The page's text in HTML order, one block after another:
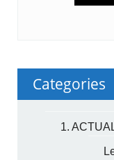
Categories
1.